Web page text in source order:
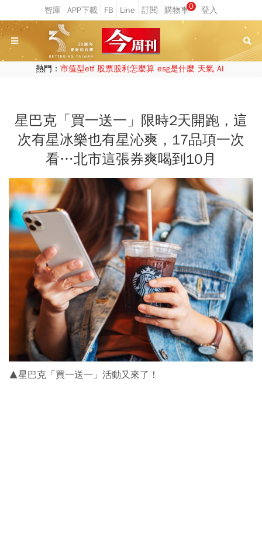
0
熱門： 市值型etf 股票股利怎麼算 esg是什麼 天氣 AI
星巴克「買一送一」限時2天開跑，這
次有星冰樂也有星沁爽，17品項一次
看…北市這張券爽喝到10月
▲星巴克「買一送一」活動又來了！